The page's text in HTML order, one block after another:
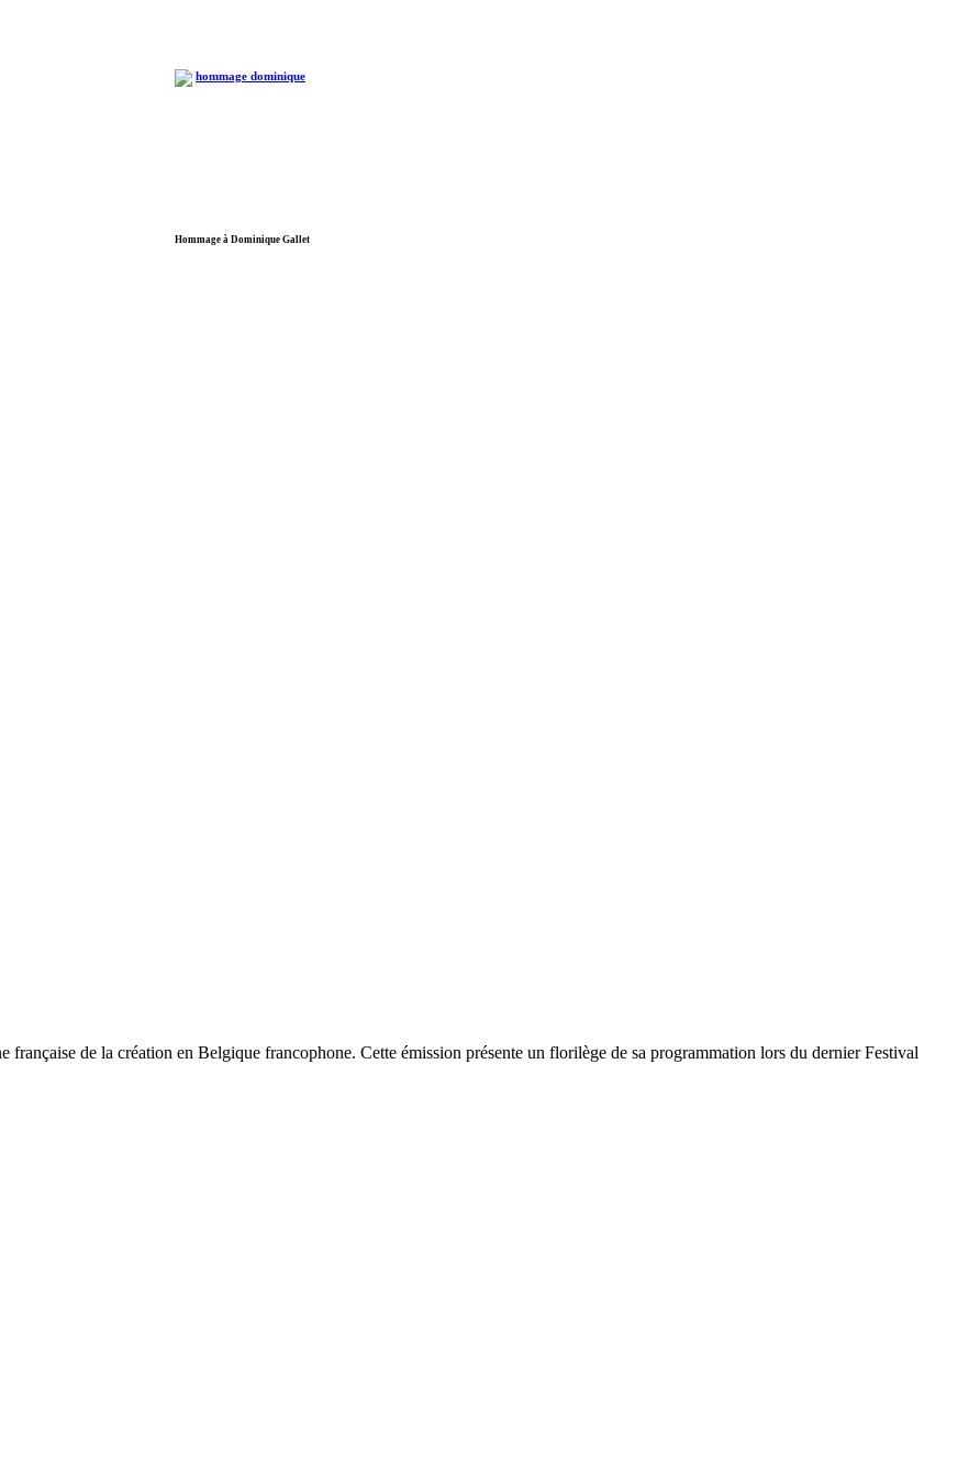
Hommage à Dominique Gallet
française de la création en Belgique francophone. Cette émission présente un florilège de sa programmation lors du dernier Festival